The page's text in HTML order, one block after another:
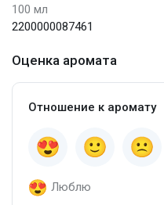
100 мл
2200000087461
Оценка аромата
Отношение к аромату
Люблю